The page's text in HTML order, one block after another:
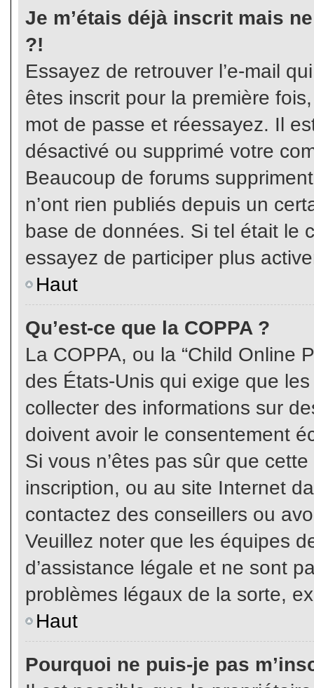
Je m’étais déjà inscrit mais
?!
Essayez de retrouver l’e-mail
êtes inscrit pour la première
mot de passe et réessayez. Il
désactivé ou supprimé votre
Beaucoup de forums
n’ont rien publiés depuis un
base de données. Si tel était le
essayez de participer plus
Haut
Qu’est-ce que la COPPA ?
La COPPA, ou la “Child Online
des États-Unis qui exige que
collecter des informations sur
doivent avoir le consentement
Si vous n’êtes pas sûr que
inscription, ou au site Internet
contactez des conseillers ou
Veuillez noter que les équipes
d’assistance légale et ne sont
problèmes légaux de la sorte,
Haut
Pourquoi ne puis-je pas